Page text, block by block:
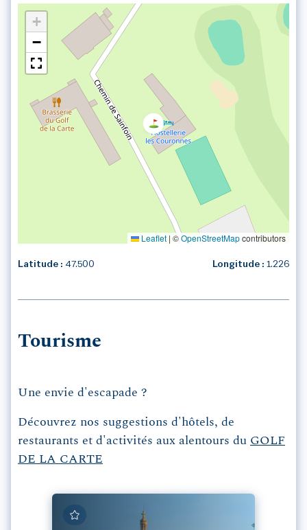
+
−
Leaflet | ©OpenStreetMapcontributors
Latitude : 47.500 Longitude : 1.226
Tourisme
Une envie d'escapade ?
Découvrez nos suggestions d'hôtels, de
restaurants et d'activités aux alentours du GOLF
DE LA CARTE